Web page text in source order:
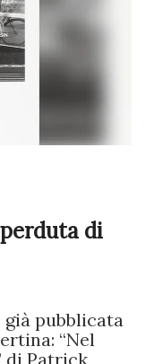
di
pubblicata
“Nel
di Patrick